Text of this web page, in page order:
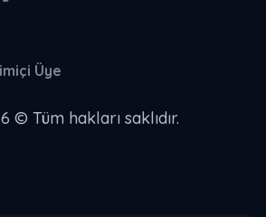
Üye
© Tüm hakları saklıdır.